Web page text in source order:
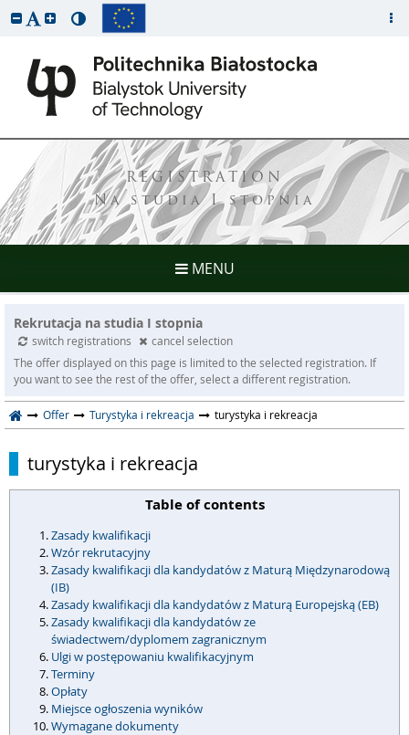
REGISTRATION
Na studia I stopnia
MENU
Rekrutacja na studia I stopnia
switch registrations
cancel selection
The offer displayed on this page is limited to the selected registration. If
you want to see the rest of the offer, select a different registration.
Offer Turystyka i rekreacja turystyka i rekreacja
turystyka i rekreacja
Table of contents
Zasady kwalifikacji
Wzór rekrutacyjny
Zasady kwalifikacji dla kandydatów z Maturą Międzynarodową
(IB)
Zasady kwalifikacji dla kandydatów z Maturą Europejską (EB)
Zasady kwalifikacji dla kandydatów ze
świadectwem/dyplomem zagranicznym
Ulgi w postępowaniu kwalifikacyjnym
Terminy
Opłaty
Miejsce ogłoszenia wyników
Wymagane dokumenty